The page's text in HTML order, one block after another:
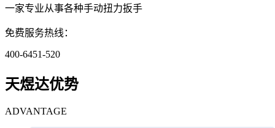
一家专业从事各种手动扭力扳手
免费服务热线：
400-6451-520
天煜达优势
ADVANTAGE